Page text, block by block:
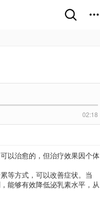
02:18
以治愈的，但治疗效果因个体
等方式，可以改善症状。当
能够有效降低泌乳素水平，从